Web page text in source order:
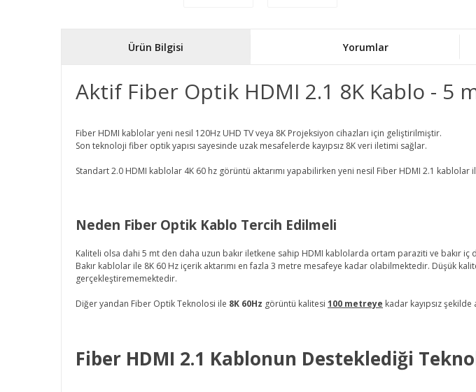
Ürün Bilgisi Yorumlar
Aktif Fiber Optik HDMI 2.1 8K Kablo - 5
Fiber HDMI kablolar yeni nesil 120Hz UHD TV veya 8K Projeksiyon cihazları için geliştirilmiştir.
Son teknoloji fiber optik yapısı sayesinde uzak mesafelerde kayıpsız 8K veri iletimi sağlar.
Standart 2.0 HDMI kablolar 4K 60 hz görüntü aktarımı yapabilirken yeni nesil Fiber HDMI 2.1 kablolar
Neden Fiber Optik Kablo Tercih Edilmeli
Kaliteli olsa dahi 5 mt den daha uzun bakır iletkene sahip HDMI kablolarda ortam paraziti ve bakır iç
Bakır kablolar ile 8K 60 Hz içerik aktarımı en fazla 3 metre mesafeye kadar olabilmektedir. Düşük
gerçekleştirememektedir.
Diğer yandan Fiber Optik Teknolosi ile 8K 60Hz görüntü kalitesi 100 metreye kadar kayıpsız
Fiber HDMI 2.1 Kablonun Desteklediği